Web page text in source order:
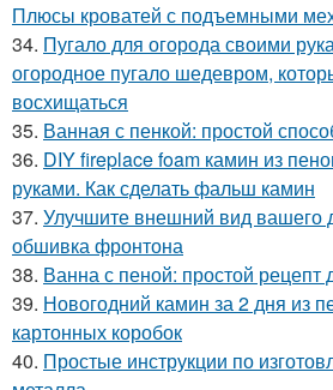
Плюсы кроватей с подъемными
34. Пугало для огорода своими
огородное пугало шедевром,
восхищаться
35. Ванная с пенкой: простой
36. DIY fireplace foam камин из
руками. Как сделать фальш камин
37. Улучшите внешний вид вашего
обшивка фронтона
38. Ванна с пеной: простой
39. Новогодний камин за 2 дня из
картонных коробок
40. Простые инструкции по